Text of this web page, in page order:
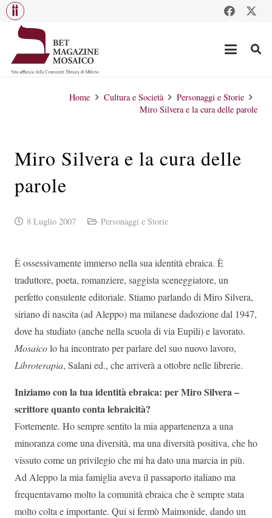
Home Cultura e Società
Personaggi e Storie
Miro Silvera e la cura delle parole
Miro Silvera e la cura delle
parole
8 Luglio 2007 Personaggi e Storie
È ossessivamente immerso nella sua identità ebraica. È
traduttore, poeta, romanziere, saggista sceneggiatore, un
perfetto consulente editoriale. Stiamo parlando di Miro Silvera,
siriano di nascita (ad Aleppo) ma milanese dadozione dal 1947,
dove ha studiato (anche nella scuola di via Eupili) e lavorato.
Mosaicolo ha incontrato per parlare del suo nuovo lavoro,
Libroterapia, Salani ed., che arriverà a ottobre nelle librerie.
Iniziamo con la tua identità ebraica: per Miro Silvera –
scrittore quanto conta lebraicità?
Fortemente. Ho sempre sentito la mia appartenenza a una
minoranza come una diversità, ma una diversità positiva, che ho
vissuto come un privilegio che mi ha dato una marcia in più.
Ad Aleppo la mia famiglia aveva il passaporto italiano ma
frequentavamo molto la comunità ebraica che è sempre stata
molto colta e importante. Qui si fermò Maimonide, dando un